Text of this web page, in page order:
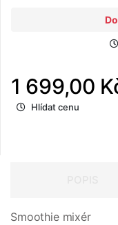
1 699,00
Hlídat cenu
Smoothie mixér